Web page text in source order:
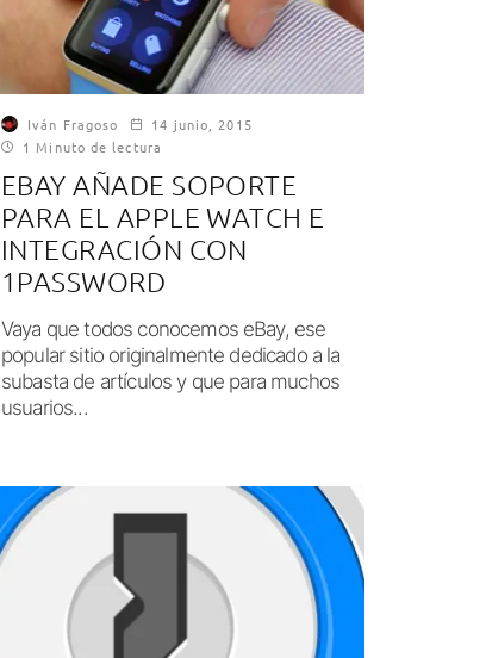
Iván Fragoso
14 junio, 2015
1 Minuto de lectura
EBAY AÑADE SOPORTE
PARA EL APPLE WATCH E
INTEGRACIÓN CON
1PASSWORD
Vaya que todos conocemos eBay, ese
popular sitio originalmente dedicado a la
subasta de artículos y que para muchos
usuarios...